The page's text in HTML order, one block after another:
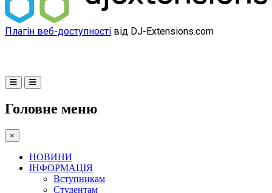
Плагін веб-доступності від DJ-Extensions.com
Головне меню
×
НОВИНИ
ІНФОРМАЦІЯ
Вступникам
Студентам